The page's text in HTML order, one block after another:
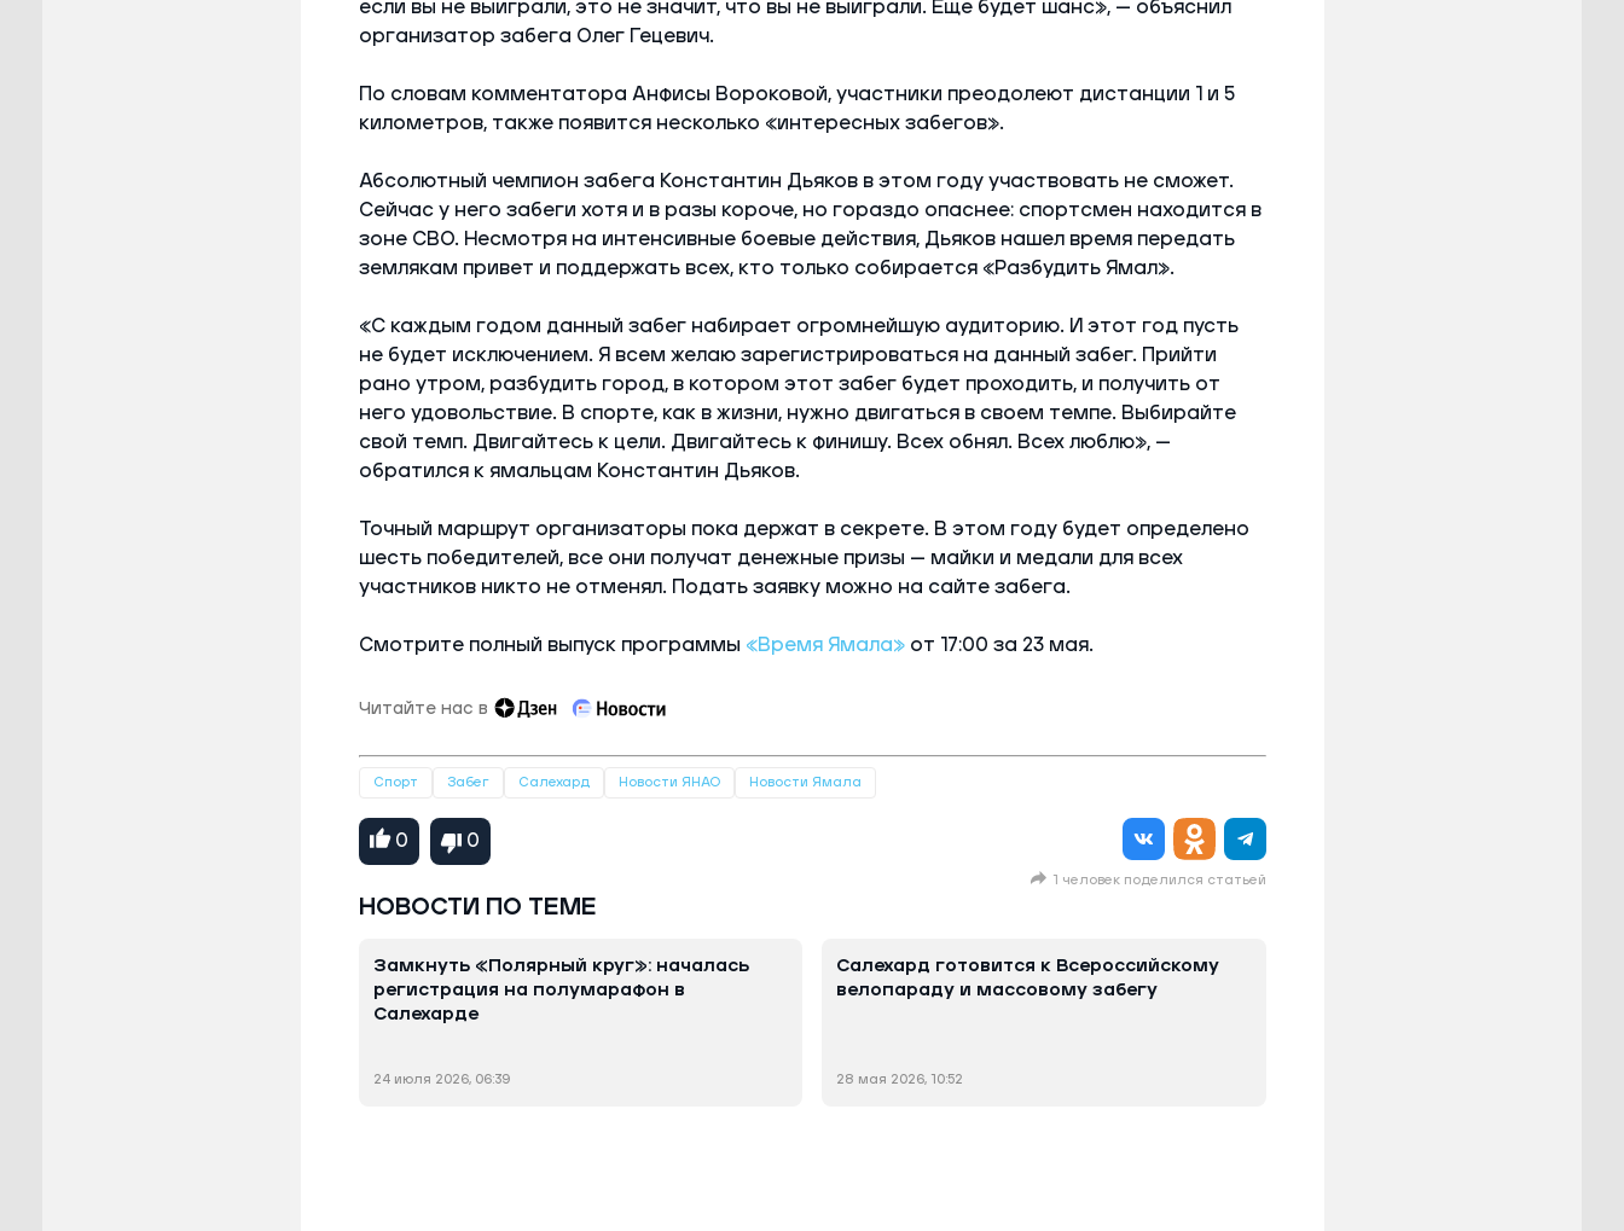
если вы не выиграли, это не значит, что вы не выиграли. Еще будет шанс», — объяснил
организатор забега Олег Гецевич.
По словам комментатора Анфисы Вороковой, участники преодолеют дистанции 1 и 5
километров, также появится несколько «интересных забегов».
Абсолютный чемпион забега Константин Дьяков в этом году участвовать не сможет.
Сейчас у него забеги хотя и в разы короче, но гораздо опаснее: cпортсмен находится в
зоне СВО. Несмотря на интенсивные боевые действия, Дьяков нашел время передать
землякам привет и поддержать всех, кто только собирается «Разбудить Ямал».
«С каждым годом данный забег набирает огромнейшую аудиторию. И этот год пусть
не будет исключением. Я всем желаю зарегистрироваться на данный забег. Прийти
рано утром, разбудить город, в котором этот забег будет проходить, и получить от
него удовольствие. В спорте, как в жизни, нужно двигаться в своем темпе. Выбирайте
свой темп. Двигайтесь к цели. Двигайтесь к финишу. Всех обнял. Всех люблю», —
обратился к ямальцам Константин Дьяков.
Точный маршрут организаторы пока держат в секрете. В этом году будет определено
шесть победителей, все они получат денежные призы — майки и медали для всех
участников никто не отменял. Подать заявку можно на сайте забега.
Смотрите полный выпуск программы «Время Ямала»от 17:00 за 23 мая.
Читайте нас в
Спорт Забег Салехард Новости ЯНАО Новости Ямала
0 0
1 человек поделился статьей
НОВОСТИ ПО ТЕМЕ
Замкнуть «Полярный круг»: началась
регистрация на полумарафон в
Салехарде
24 июля 2026, 06:39
Салехард готовится к Всероссийскому
велопараду и массовому забегу
28 мая 2026, 10:52